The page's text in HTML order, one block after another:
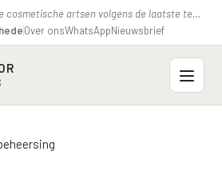
1 van de 10 beste cosmetische artsen volgens de laatste test van de consumentenbond.
Over onsWhatsAppNieuwsbrief